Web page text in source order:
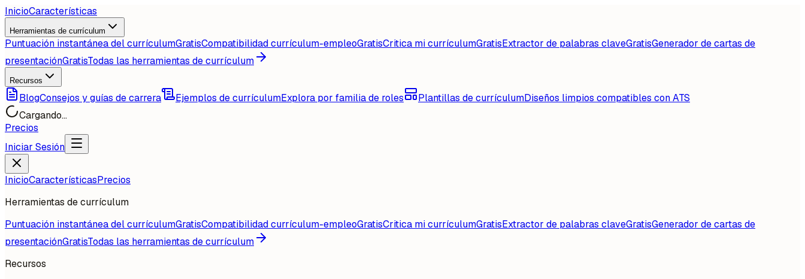
InicioCaracterísticas
Herramientas de currículum
Puntuación instantánea del currículumGratisCompatibilidad currículum-empleoGratisCritica mi currículumGratisExtractor de palabras claveGratisGenerador de cartas de
presentaciónGratisTodas las herramientas de currículum
Recursos
BlogConsejos y guías de carrera Ejemplos de currículumExplora por familia de roles Plantillas de currículumDiseños limpios compatibles con ATS
Cargando...
Precios
Iniciar Sesión
InicioCaracterísticasPrecios
Herramientas de currículum
Puntuación instantánea del currículumGratisCompatibilidad currículum-empleoGratisCritica mi currículumGratisExtractor de palabras claveGratisGenerador de cartas de
presentaciónGratisTodas las herramientas de currículum
Recursos